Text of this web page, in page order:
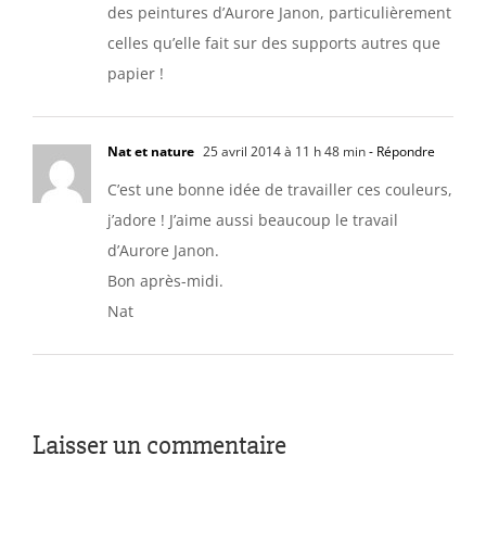
des peintures d’Aurore Janon, particulièrement
celles qu’elle fait sur des supports autres que
papier !
Nat et nature 25 avril 2014 à 11 h 48 min- Répondre
C’est une bonne idée de travailler ces couleurs,
j’adore ! J’aime aussi beaucoup le travail
d’Aurore Janon.
Bon après-midi.
Nat
Laisser un commentaire